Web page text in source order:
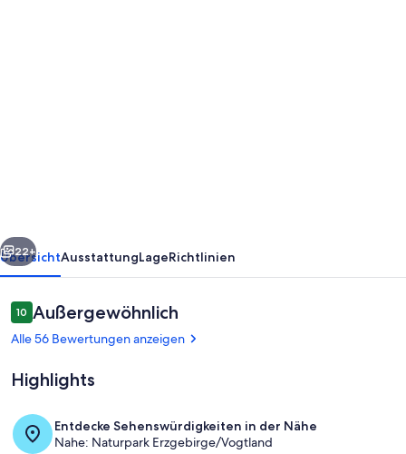
im
Naturpark
Erzgebirge/Vogtland
Speisen im Freien
Weiter
22+
ÜbersichtAusstattungLageRichtlinien
Bewertungen
1010 von 10.
Außergewöhnlich
Alle 56 Bewertungen anzeigen
Highlights
Entdecke Sehenswürdigkeiten in der Nähe
Nahe: Naturpark Erzgebirge/Vogtland